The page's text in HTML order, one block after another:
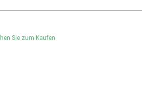
Sie zum Kaufen